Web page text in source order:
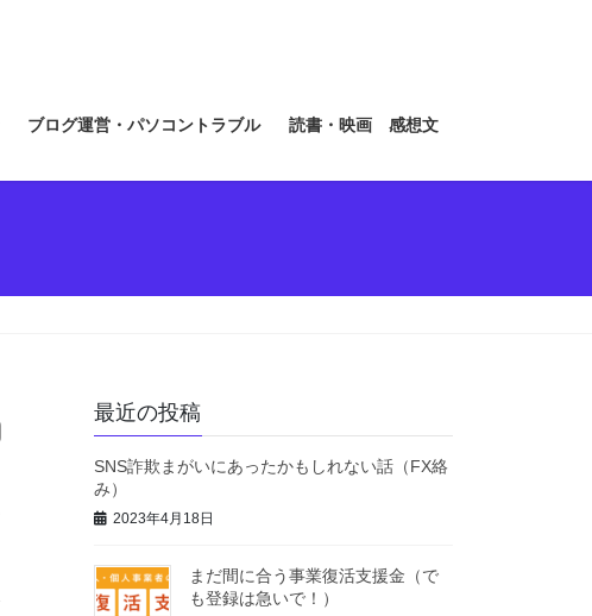
ブログ運営・パソコントラブル 読書・映画 感想文
最近の投稿
SNS詐欺まがいにあったかもしれない話（FX絡
み）
2023年4月18日
まだ間に合う事業復活支援金（で
も登録は急いで！）